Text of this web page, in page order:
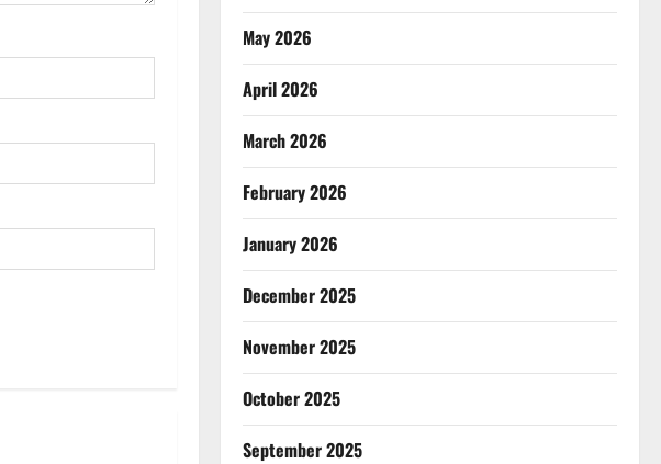
May 2026
April 2026
March 2026
February 2026
January 2026
December 2025
November 2025
October 2025
September 2025